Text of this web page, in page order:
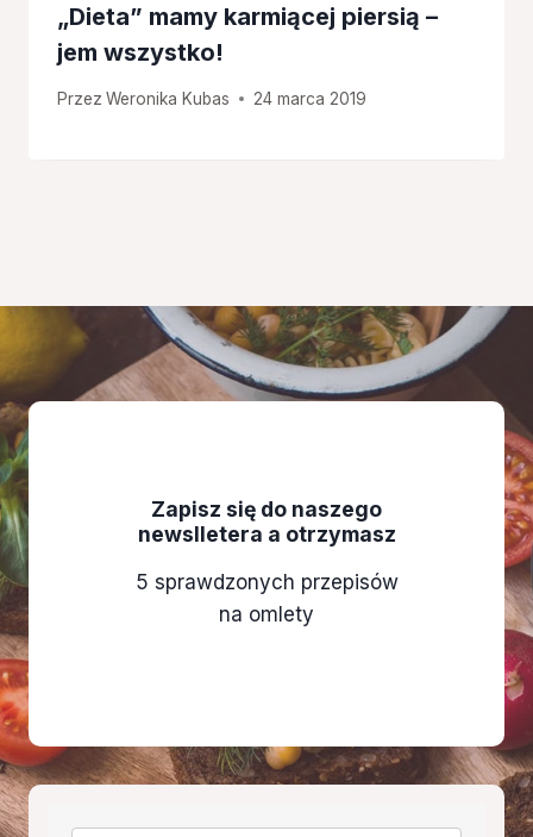
„Dieta” mamy karmiącej piersią –
jem wszystko!
Przez Weronika Kubas 24 marca 2019
Zapisz się do naszego
newslletera a otrzymasz
5 sprawdzonych przepisów
na omlety